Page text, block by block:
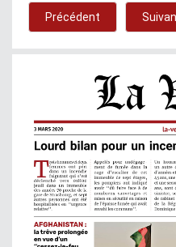
Précédent